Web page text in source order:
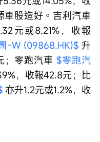
車股造好。吉利汽車
元或8.21%，收報
-W (09868.HK)$ 升
；零跑汽車 $零跑汽
，收報42.8元；比
亦升1.2元或1.2%，收